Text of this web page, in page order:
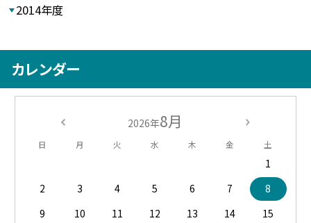
2014年度
カレンダー
2026年8月
日 月 火 水 木 金 土
1
2
3 4 5 6 7
8
9
10 11 12 13 14
15